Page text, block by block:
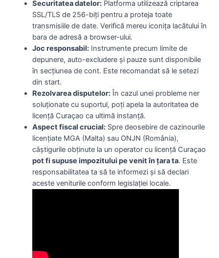
Securitatea datelor: Platforma utilizează criptarea
SSL/TLS de 256-biți pentru a proteja toate
transmisiile de date. Verifică mereu iconița lacătului în
bara de adresă a browser-ului.
Joc responsabil: Instrumente precum limite de
depunere, auto-excludere și pauze sunt disponibile
în secțiunea de cont. Este recomandat să le setezi
din start.
Rezolvarea disputelor: În cazul unei probleme ner
soluționate cu suportul, poți apela la autoritatea de
licență Curaçao ca ultimă instanță.
Aspect fiscal crucial: Spre deosebire de cazinourile
licențiate MGA (Malta) sau ONJN (România),
câștigurile obținute la un operator cu licență Curaçao
pot fi supuse impozitului pe venit în țara ta. Este
responsabilitatea ta să te informezi și să declari
aceste veniturile conform legislației locale.